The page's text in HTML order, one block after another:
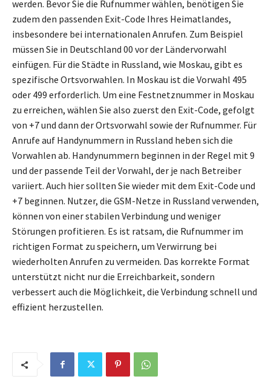
werden. Bevor Sie die Rufnummer wählen, benötigen Sie
zudem den passenden Exit-Code Ihres Heimatlandes,
insbesondere bei internationalen Anrufen. Zum Beispiel
müssen Sie in Deutschland 00 vor der Ländervorwahl
einfügen. Für die Städte in Russland, wie Moskau, gibt es
spezifische Ortsvorwahlen. In Moskau ist die Vorwahl 495
oder 499 erforderlich. Um eine Festnetznummer in Moskau
zu erreichen, wählen Sie also zuerst den Exit-Code, gefolgt
von +7 und dann der Ortsvorwahl sowie der Rufnummer. Für
Anrufe auf Handynummern in Russland heben sich die
Vorwahlen ab. Handynummern beginnen in der Regel mit 9
und der passende Teil der Vorwahl, der je nach Betreiber
variiert. Auch hier sollten Sie wieder mit dem Exit-Code und
+7 beginnen. Nutzer, die GSM-Netze in Russland verwenden,
können von einer stabilen Verbindung und weniger
Störungen profitieren. Es ist ratsam, die Rufnummer im
richtigen Format zu speichern, um Verwirrung bei
wiederholten Anrufen zu vermeiden. Das korrekte Format
unterstützt nicht nur die Erreichbarkeit, sondern
verbessert auch die Möglichkeit, die Verbindung schnell und
effizient herzustellen.